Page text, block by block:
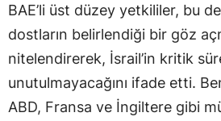
BAE’li üst düzey yetkililer, bu
dostların belirlendiği bir göz
nitelendirerek, İsrail’in kritik
unutulmayacağını ifade etti.
ABD, Fransa ve İngiltere gibi